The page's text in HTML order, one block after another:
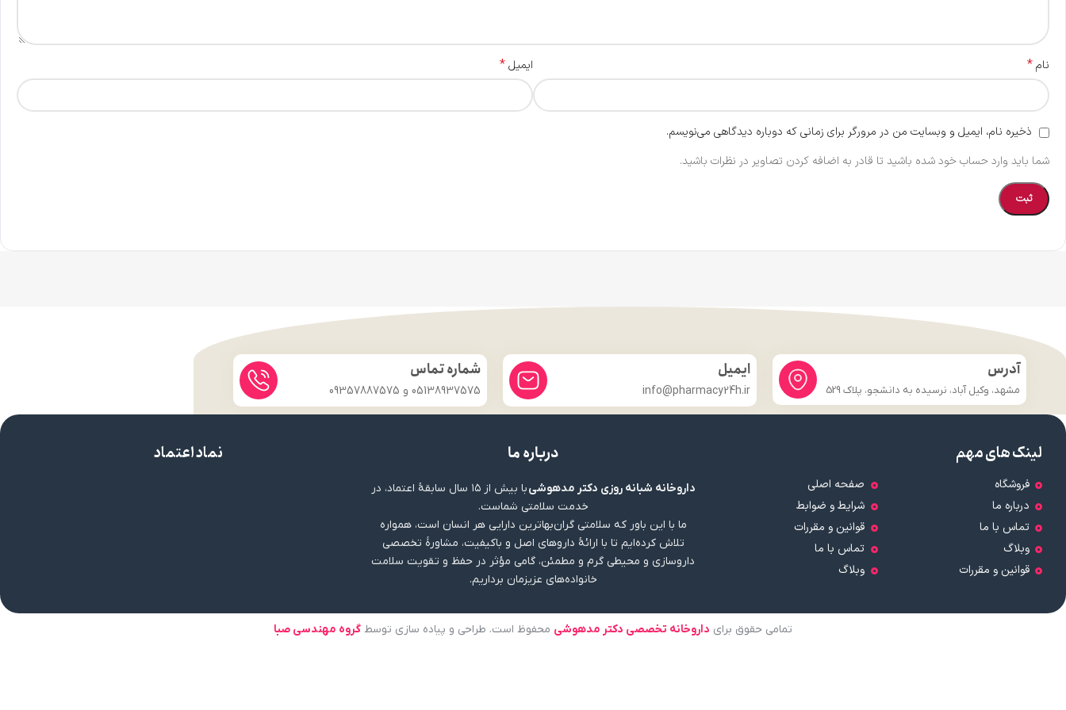
نام* ایمیل*
ذخیره نام، ایمیل و وبسایت من در مرورگر برای زمانی که دوباره دیدگاهی می‌نویسم.
شما باید وارد حساب خود شده باشید تا قادر به اضافه کردن تصاویر در نظرات باشید.
آدرس
مشهد، وکیل آباد، نرسیده به دانشجو، پلاک 529
ایمیل
info@pharmacy24h.ir
شماره تماس
05138937575 و 09357887575
لینک های مهم
فروشگاه
درباره ما
تماس با ما
وبلاگ
قوانین و مقررات
صفحه اصلی
شرایط و ضوابط
قوانین و مقررات
تماس با ما
وبلاگ
درباره ما
داروخانه شبانه روزی دکتر مدهوشی
با بیش از ۱۵ سال سابقهٔ اعتماد، در
خدمت سلامتی شماست.
ما با این باور که سلامتی گران‌بهاترین دارایی هر انسان است، همواره
تلاش کرده‌ایم تا با ارائهٔ داروهای اصل و باکیفیت، مشاورهٔ تخصصی
داروسازی و محیطی گرم و مطمئن، گامی مؤثر در حفظ و تقویت سلامت
خانواده‌های عزیزمان برداریم.
نماد اعتماد
تمامی حقوق برای داروخانه تخصصی دکتر مدهوشی محفوظ است. طراحی و پیاده سازی توسط گروه مهندسی صبا